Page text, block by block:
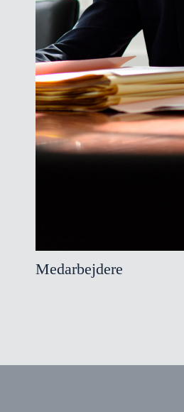
Medarbejdere